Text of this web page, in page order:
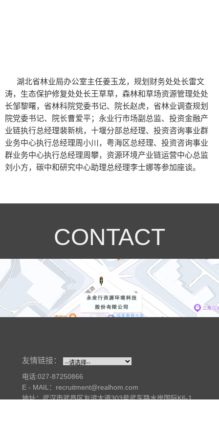
湖北省林业局办公室主任姜玉龙，规划财务处处长雷文
涛，生态保护修复处处长王草草，森林和草场资源管理处处
长邹黎曙，省林科院党委书记、院长赵虎，省林业调查规划
院党委书记、院长曹爱平；永业行市场副总监、投资金融产
业链执行总经理裴新桃，十堰分部总经理、投资咨询事业群
业务中心执行总经理周小川，粤海区总经理、投资咨询事业
群业务中心执行总经理周攀，资源环境产业链运营中心总监
刘小方，碳中和研究中心助理总经理李士娜等参加座谈。
CONTACT
友情链接：
电话:027-87250866
E - MAIL：recruitment@realhom.com
地址：武汉市武昌区友谊大道303号武车路水岸国际K6-1